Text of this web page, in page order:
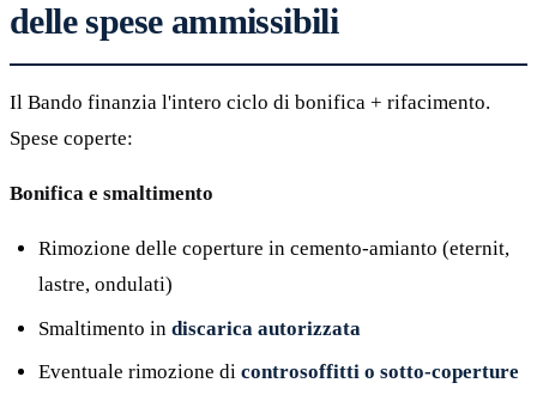
delle spese ammissibili
Il Bando finanzia l'intero ciclo di bonifica + rifacimento.
Spese coperte:
Bonifica e smaltimento
Rimozione delle coperture in cemento-amianto (eternit,
lastre, ondulati)
Smaltimento in discarica autorizzata
Eventuale rimozione di controsoffitti o sotto-coperture